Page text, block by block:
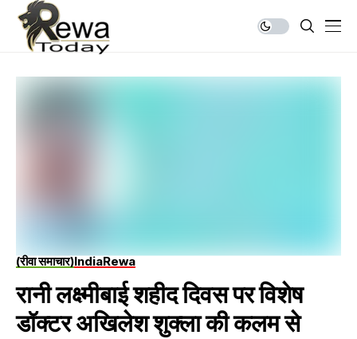
(रीवा समाचार)IndiaRewa
रानी लक्ष्मीबाई शहीद दिवस पर विशेष
डॉक्टर अखिलेश शुक्ला की कलम से